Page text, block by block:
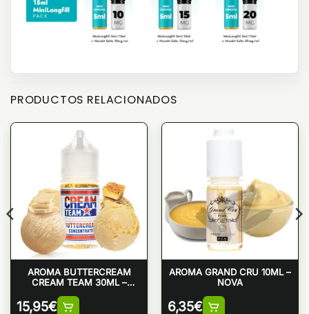
PRODUCTOS RELACIONADOS
AROMA BUTTERCREAM
CREAM TEAM 30ML –
15,95€
AROMA GRAND CRU 10ML –
NOVA
6,35€